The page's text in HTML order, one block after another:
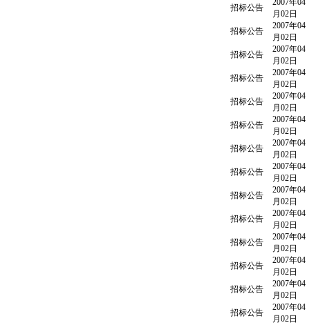
招标公告
2007年04
月02日
招标公告
2007年04
月02日
招标公告
2007年04
月02日
招标公告
2007年04
月02日
招标公告
2007年04
月02日
招标公告
2007年04
月02日
招标公告
2007年04
月02日
招标公告
2007年04
月02日
招标公告
2007年04
月02日
招标公告
2007年04
月02日
招标公告
2007年04
月02日
招标公告
2007年04
月02日
招标公告
2007年04
月02日
招标公告
2007年04
月02日